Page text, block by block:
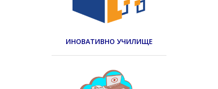
ИНОВАТИВНО УЧИЛИЩЕ